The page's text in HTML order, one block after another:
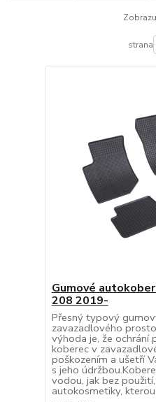
strana
Gumové
208 2019-
Přesný typový
zavazadlového
výhoda je, že ochrání
koberec v
poškozením a ušetří
s jeho
vodou, jak bez
autokosmetiky, kterou